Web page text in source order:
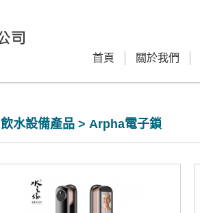
首頁 關於我們
飲水設備產品 > Arpha電子鎖